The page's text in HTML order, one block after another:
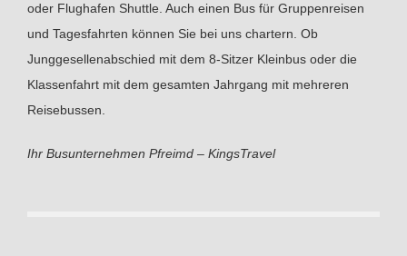
oder Flughafen Shuttle. Auch einen Bus für Gruppenreisen
und Tagesfahrten können Sie bei uns chartern. Ob
Junggesellenabschied mit dem 8-Sitzer Kleinbus oder die
Klassenfahrt mit dem gesamten Jahrgang mit mehreren
Reisebussen.
Ihr Busunternehmen Pfreimd – KingsTravel